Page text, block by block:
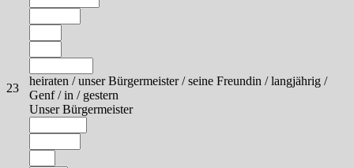
23
heiraten / unser Bürgermeister / seine Freundin / langjährig /
Genf / in / gestern
Unser Bürgermeister